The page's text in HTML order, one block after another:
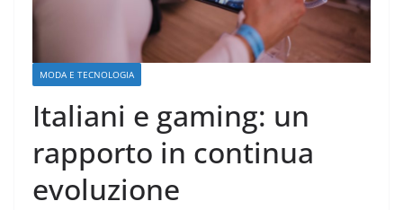
MODA E TECNOLOGIA
Italiani e gaming: un
rapporto in continua
evoluzione